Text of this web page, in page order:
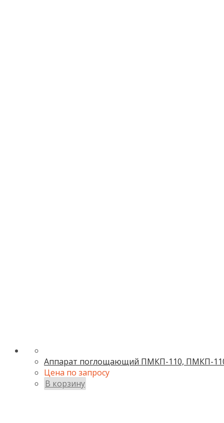
Аппарат поглощающий ПМКП-110, ПМКП-
Цена по запросу
В корзину